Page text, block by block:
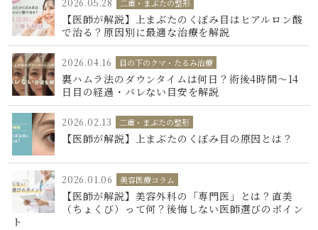
2026.05.28 二重・まぶたの整形
【医師が解説】上まぶたのくぼみ目はヒアルロン酸
で治る？原因別に最適な治療を解説
2026.04.16 目の下のクマ・たるみ治療
裏ハムラ法のダウンタイムは何日？術後4時間〜14
日目の経過・バレない目安を解説
2026.02.13 二重・まぶたの整形
【医師が解説】上まぶたのくぼみ目の原因とは？
2026.01.06 美容医療コラム
【医師が解説】美容外科の「専門医」とは？直美
（ちょくび）って何？後悔しない医師選びのポイン
ト